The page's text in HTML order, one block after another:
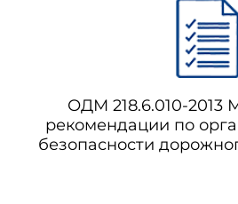
ОДМ 218.6.010-2013
рекомендации по
безопасности